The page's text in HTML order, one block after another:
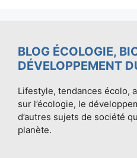
BLOG ÉCOLOGIE,
DÉVELOPPEMENT
Lifestyle, tendances écolo,
sur l’écologie, le
d’autres sujets de société
planète.